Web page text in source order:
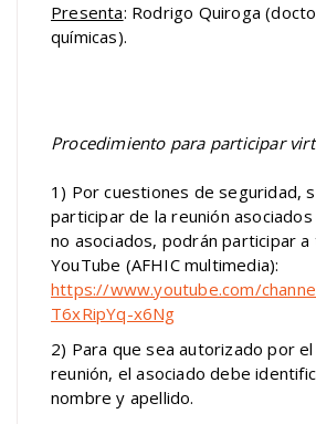
Presenta: Rodrigo Quiroga
químicas).
Procedimiento para participar
1) Por cuestiones de seguridad,
participar de la reunión asociados
no asociados, podrán participar
YouTube (AFHIC multimedia):
https://www.youtube.com/
T6xRipYq-x6Ng
2) Para que sea autorizado por
reunión, el asociado debe
nombre y apellido.